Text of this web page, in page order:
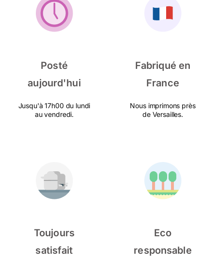
Posté
aujourd'hui
Jusqu'à 17h00 du lundi
au vendredi.
Fabriqué en
France
Nous imprimons près
de Versailles.
Toujours
satisfait
Eco
responsable